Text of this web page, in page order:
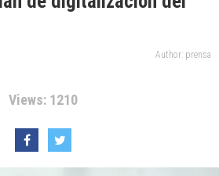
Author: prensa
Views: 1210